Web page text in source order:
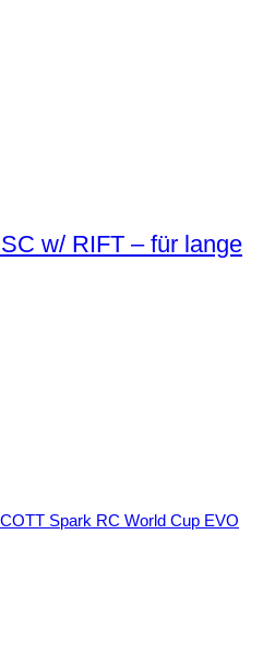
w/ RIFT – für lange
Spark RC World Cup EVO